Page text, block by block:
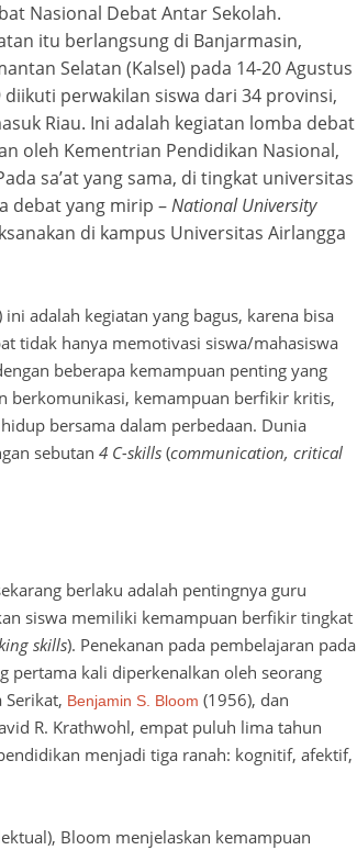
Nasional Debat Antar Sekolah.
itu berlangsung di Banjarmasin,
Selatan (Kalsel) pada 14-20 Agustus
diikuti perwakilan siswa dari 34 provinsi,
Riau. Ini adalah kegiatan lomba debat
oleh Kementrian Pendidikan Nasional,
sa’atyang sama, di tingkat universitas
debatyang mirip –National University
di kampus Universitas Airlangga
ini adalah kegiatan yang bagus, karena bisa
tidak hanya memotivasi siswa/mahasiswa
beberapa kemampuan penting yang
berkomunikasi, kemampuan berfikir kritis,
bersama dalam perbedaan. Dunia
sebutan 4 C-skills (communication, critical
berlaku adalah pentingnya guru
siswa memiliki kemampuan berfikir tingkat
skills). Penekanan pada pembelajaran pada
pertama kali diperkenalkan oleh seorang
Benjamin S. Bloom (1956), dan
R. Krathwohl, empat puluh lima tahun
menjadi tiga ranah: kognitif, afektif,
Bloom menjelaskan kemampuan